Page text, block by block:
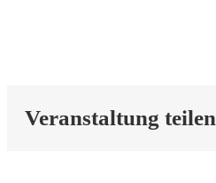
Veranstaltung